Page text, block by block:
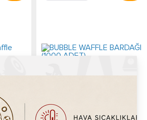
BUBBLE WAFFLE BARDAĞI